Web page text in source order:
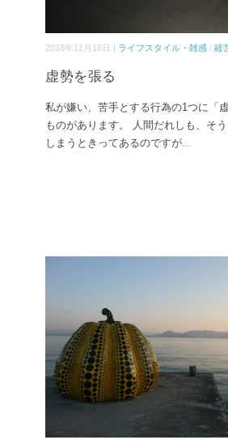
2018年11月16日 | ライフスタイル・雑感 / 経
虚勢を張る
私が嫌い、苦手とする行為の1つに「
ものがあります。 人間だれしも、そ
しまうときってあるのですが...